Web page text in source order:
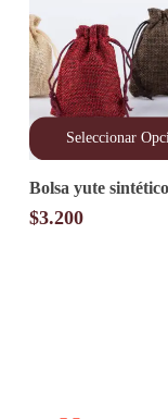
Seleccionar
producto
tiene
múltiples
Bolsa yute
$3.200